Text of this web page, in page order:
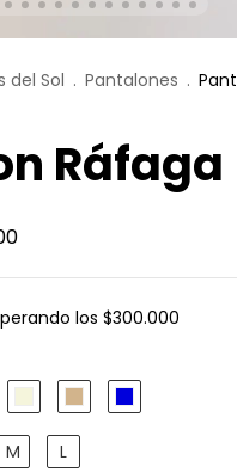
del Sol . Pantalones .
Ráfaga
los $300.000
M L